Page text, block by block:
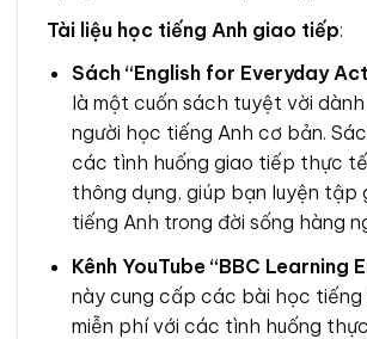
Tài liệu học tiếng Anh giao tiếp:
Sách “English for Everyday
là một cuốn sách tuyệt vời
người học tiếng Anh cơ bản.
các tình huống giao tiếp thực
thông dụng, giúp bạn luyện tập
tiếng Anh trong đời sống hàng
Kênh YouTube “BBC Learning
này cung cấp các bài học tiếng
miễn phí với các tình huống